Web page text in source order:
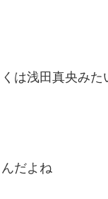
は浅田真央みた
だよね